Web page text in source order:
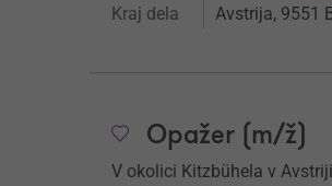
Kraj dela Avstrija, 9551
Opažer (m/ž)
V okolici Kitzbühela v